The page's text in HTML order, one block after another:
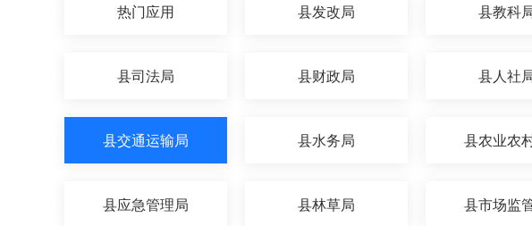
热门应用 县发改局 县教科
县司法局 县财政局 县人社
县交通运输局 县水务局 县农业农
县应急管理局 县林草局 县市场监